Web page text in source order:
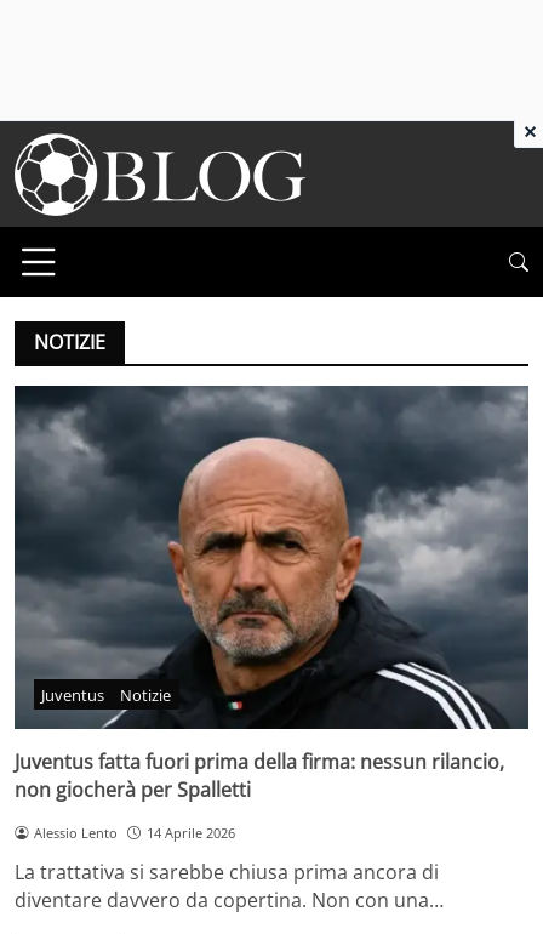
NOTIZIE
Juventus Notizie
Juventus fatta fuori prima della firma: nessun rilancio,
non giocherà per Spalletti
Alessio Lento 14 Aprile 2026
La trattativa si sarebbe chiusa prima ancora di
diventare davvero da copertina. Non con una…
×